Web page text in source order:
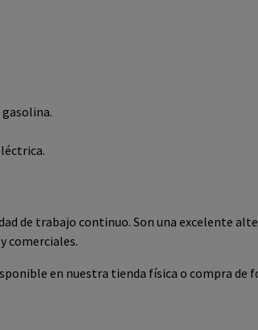
de trabajo continuo. Son una excelente
comerciales.
en nuestra tienda física o compra de